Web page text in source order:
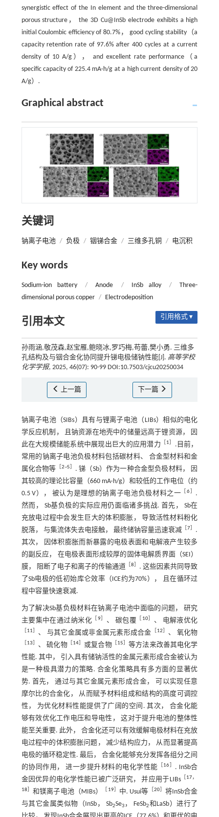
synergistic effect of the In element and the three-dimensional
porous structure， the 3D Cu@InSb electrode exhibits a high
initial Coulombic efficiency of 80.7%， good cycling stability（a
capacity retention rate of 97.6% after 400 cycles at a current
density of 10 A/g）， and excellent rate performance（a
specific capacity of 225.4 mA·h/g at a high current density of 20
A/g）.
Graphical abstract
关键词
钠离子电池 / 负极 / 铟锑合金 / 三维多孔铜 / 电沉积
Key words
Sodium-ion battery / Anode / InSb alloy /
Three-
dimensional porous copper / Electrodeposition
引用本文 引用格式 ▾
孙雨涵,敬茂森,赵宝雁,鲍晓冰,罗巧梅,苟蕾,樊小勇. 三维多
孔结构及与铟合金化协同提升锑电极储钠性能[J]. 高等学校
化学学报, 2025, 46(07): 90-99 DOI:10.7503/cjcu20250034
上一篇 下一篇
钠离子电池（SIBs）具有与锂离子电池（LIBs）相似的电化
学反应机制， 且钠资源在地壳中的储量远高于锂资源， 因
此在大规模储能系统中展现出巨大的应用潜力
1
.目前，
常用的钠离子电池负极材料包括碳材料、 合金型材料和金
属化合物等
2~5
. 锑（Sb）作为一种合金型负极材料， 因
其较高的理论比容量（660 mA·h/g）和较低的工作电位（约
0.5 V）， 被认为是理想的钠离子电池负极材料之一 ［6
.
然而， Sb基负极的实际应用仍面临诸多挑战. 首先， Sb在
充放电过程中会发生巨大的体积膨胀， 导致活性材料粉化
脱落， 与集流体失去电接触， 最终储钠容量迅速衰减 ［7
.
其次， 因体积膨胀而新暴露的电极表面和电解液产生较多
的副反应， 在电极表面形成较厚的固体电解质界面（SEI）
膜， 阻断了电子和离子的传输通道 ［8
. 这些因素共同导致
了Sb电极的低初始库仑效率（ICE约为70%）， 且在循环过
程中容量快速衰减.
为了解决Sb基负极材料在钠离子电池中面临的问题， 研究
主要集中在通过纳米化
9］ 、 碳包覆 10］ 、 电解液优化
11 、 与其它金属或非金属元素形成合金 12 、 氧化物
13 、 硫化物［ 14］ 或复合物［ 15 ］等方法来改善其电化学
性能. 其中， 引入具有储钠活性的金属元素形成合金被认为
是一种极具潜力的策略. 合金化策略具有多方面的显著优
势. 首先， 通过与其它金属元素形成合金， 可以实现任意
摩尔比的合金化， 从而赋予材料组成和结构的高度可调控
性， 为优化材料性能提供了广阔的空间. 其次， 合金化能
够有效优化工作电压和导电性， 这对于提升电池的整体性
能至关重要. 此外， 合金化还可以有效缓解电极材料在充放
电过程中的体积膨胀问题， 减少结构应力， 从而显著提高
电极的循环稳定性. 最后， 合金化能够充分发挥各组分之间
的协同作用， 进一步提升材料的电化学性能
16
. InSb合
金因优异的电化学性能已被广泛研究， 并应用于LIBs［ 17，
18 和镁离子电池（MIBs） 19］ 中. Usui等 20］ 将InSb合金
与其它金属类似物（InSb， Sb2Se3 ， FeSb2和LaSb）进行了